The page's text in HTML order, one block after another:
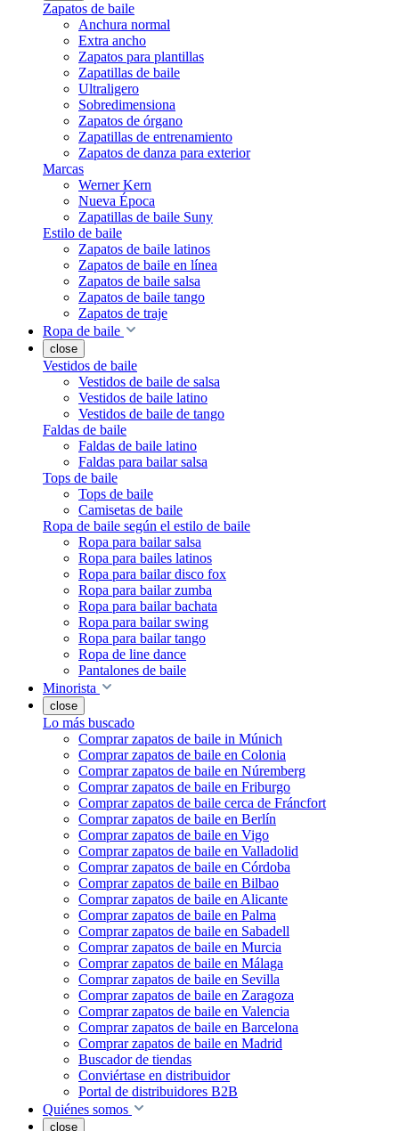
Zapatos de baile
Anchura normal
Extra ancho
Zapatos para plantillas
Zapatillas de baile
Ultraligero
Sobredimensiona
Zapatos de órgano
Zapatillas de entrenamiento
Zapatos de danza para exterior
Marcas
Werner Kern
Nueva Época
Zapatillas de baile Suny
Estilo de baile
Zapatos de baile latinos
Zapatos de baile en línea
Zapatos de baile salsa
Zapatos de baile tango
Zapatos de traje
Ropa de baile
close
Vestidos de baile
Vestidos de baile de salsa
Vestidos de baile latino
Vestidos de baile de tango
Faldas de baile
Faldas de baile latino
Faldas para bailar salsa
Tops de baile
Tops de baile
Camisetas de baile
Ropa de baile según el estilo de baile
Ropa para bailar salsa
Ropa para bailes latinos
Ropa para bailar disco fox
Ropa para bailar zumba
Ropa para bailar bachata
Ropa para bailar swing
Ropa para bailar tango
Ropa de line dance
Pantalones de baile
Minorista
close
Lo más buscado
Comprar zapatos de baile in Múnich
Comprar zapatos de baile en Colonia
Comprar zapatos de baile en Núremberg
Comprar zapatos de baile en Friburgo
Comprar zapatos de baile cerca de Fráncfort
Comprar zapatos de baile en Berlín
Comprar zapatos de baile en Vigo
Comprar zapatos de baile en Valladolid
Comprar zapatos de baile en Córdoba
Comprar zapatos de baile en Bilbao
Comprar zapatos de baile en Alicante
Comprar zapatos de baile en Palma
Comprar zapatos de baile en Sabadell
Comprar zapatos de baile en Murcia
Comprar zapatos de baile en Málaga
Comprar zapatos de baile en Sevilla
Comprar zapatos de baile en Zaragoza
Comprar zapatos de baile en Valencia
Comprar zapatos de baile en Barcelona
Comprar zapatos de baile en Madrid
Buscador de tiendas
Conviértase en distribuidor
Portal de distribuidores B2B
Quiénes somos
close